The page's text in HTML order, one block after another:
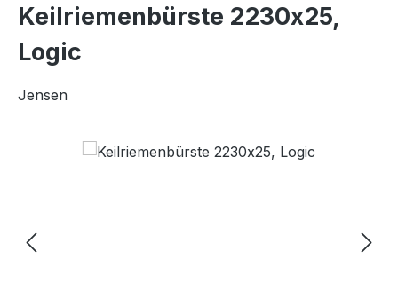
Keilriemenbürste 2230x25,
Logic
Jensen
Bildergalerie überspringen